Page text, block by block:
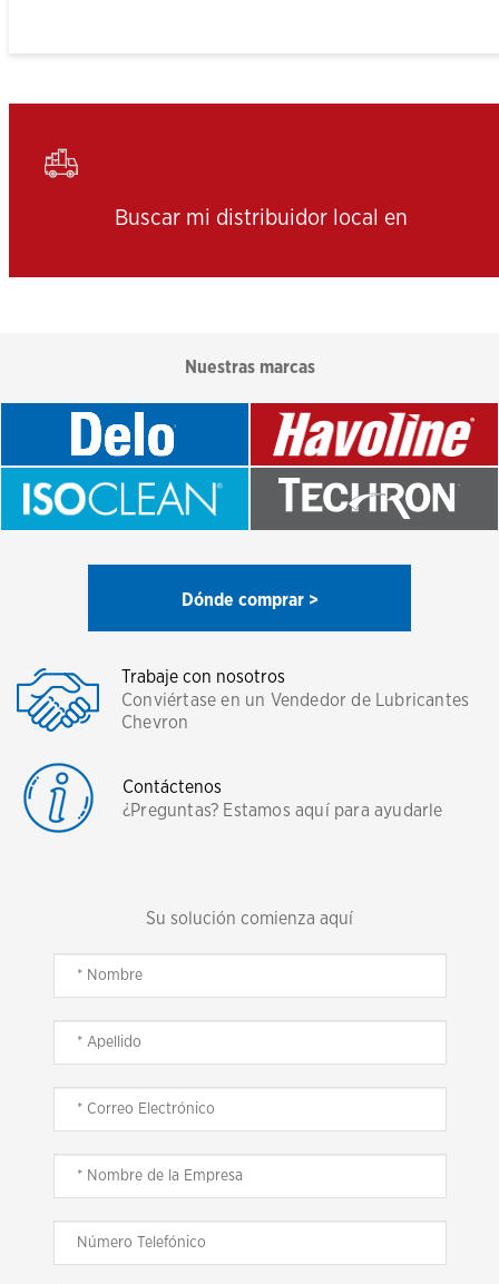
Buscar mi distribuidor local en
Nuestras marcas
Dónde comprar >
Trabaje con nosotros
Conviértase en un Vendedor de Lubricantes
Chevron
Contáctenos
¿Preguntas? Estamos aquí para ayudarle
Su solución comienza aquí